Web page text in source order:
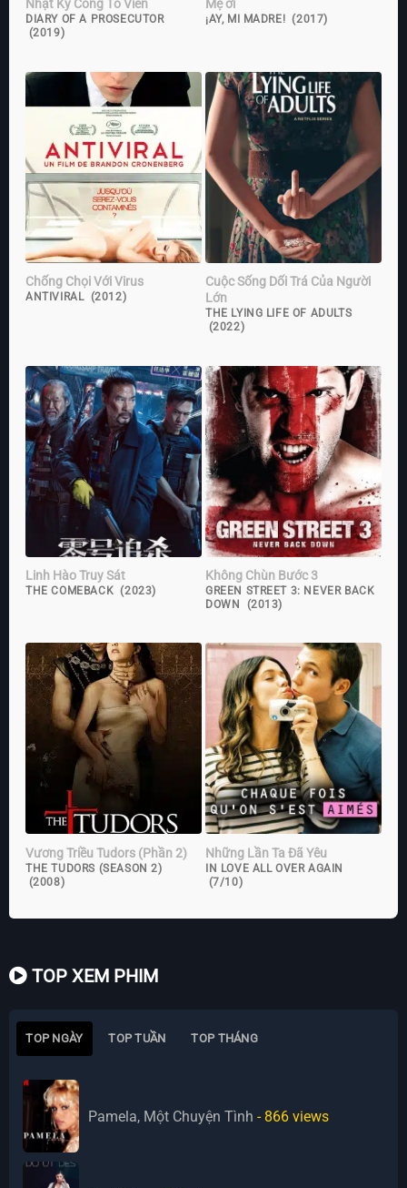
Nhật Ký Công Tố Viên
DIARY OF A PROSECUTOR
(2019)
Mẹ ơi
¡AY, MI MADRE! (2017)
Chống Chọi Với Virus
ANTIVIRAL (2012)
Cuộc Sống Dối Trá Của Người
Lớn
THE LYING LIFE OF ADULTS
(2022)
Linh Hào Truy Sát
THE COMEBACK (2023)
Không Chùn Bước 3
GREEN STREET 3: NEVER BACK
DOWN (2013)
Vương Triều Tudors (Phần 2)
THE TUDORS (SEASON 2)
(2008)
Những Lần Ta Đã Yêu
IN LOVE ALL OVER AGAIN
(7/10)
TOP XEM PHIM
TOP NGÀY TOP TUẦN TOP THÁNG
Pamela, Một Chuyện Tình - 866 views